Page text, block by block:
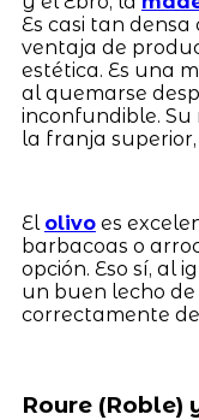
Es casi tan
ventaja de
estética. Es una
al quemarse
inconfundible. Su
la franja
El olivoes
barbacoas o
opción. Eso sí, al
un buen lecho
correctamente
Roure (Roble)